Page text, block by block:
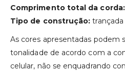
Comprimento total da corda:
Tipo de construção:
As cores apresentadas podem
tonalidade de acordo com a
celular, não se enquadrando